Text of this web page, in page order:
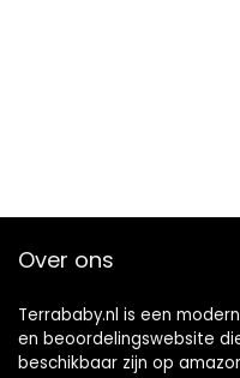
Over ons
Terrababy.nl is een
en beoordelingswebsite
beschikbaar zijn op